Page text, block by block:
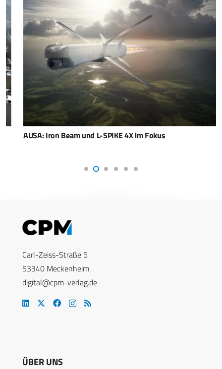
AUSA: Iron Beam und L-SPIKE 4X im Fokus
Carl-Zeiss-Straße 5
53340 Meckenheim
digital@cpm-verlag.de
ÜBER UNS